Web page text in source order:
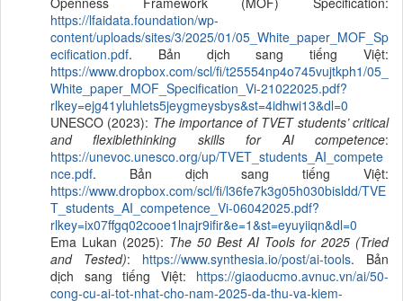
https://lfaidata.foundation/wp-
content/uploads/sites/3/2025/01/05_White_paper_MOF_Sp
ecification.pdf. Bản dịch sang tiếng Việt:
https://www.dropbox.com/scl/fi/t25554np4o745vujtkph1/05_
White_paper_MOF_Specification_Vi-21022025.pdf?
rlkey=ejg41yluhlets5jeygmeysbys&st=4idhwi13&dl=0
UNESCO (2023): The importance of TVET students’ critical
and flexiblethinking skills for AI competence:
https://unevoc.unesco.org/up/TVET_students_AI_compete
nce.pdf. Bản dịch sang tiếng Việt:
https://www.dropbox.com/scl/fi/l36fe7k3g05h030bisldd/TVE
T_students_AI_competence_Vi-06042025.pdf?
rlkey=ix07ffgq02cooe1lnajr9ifir&e=1&st=eyuyiiqn&dl=0
Ema Lukan (2025): The 50 Best AI Tools for 2025 (Tried
and Tested): https://www.synthesia.io/post/ai-tools. Bản
dịch sang tiếng Việt: https://giaoducmo.avnuc.vn/ai/50-
cong-cu-ai-tot-nhat-cho-nam-2025-da-thu-va-kiem-